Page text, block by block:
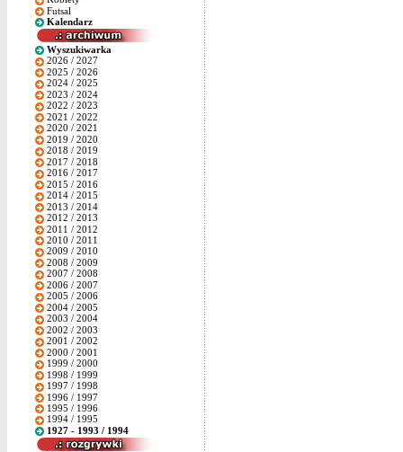
Futsal
Kalendarz
Wyszukiwarka
2026 / 2027
2025 / 2026
2024 / 2025
2023 / 2024
2022 / 2023
2021 / 2022
2020 / 2021
2019 / 2020
2018 / 2019
2017 / 2018
2016 / 2017
2015 / 2016
2014 / 2015
2013 / 2014
2012 / 2013
2011 / 2012
2010 / 2011
2009 / 2010
2008 / 2009
2007 / 2008
2006 / 2007
2005 / 2006
2004 / 2005
2003 / 2004
2002 / 2003
2001 / 2002
2000 / 2001
1999 / 2000
1998 / 1999
1997 / 1998
1996 / 1997
1995 / 1996
1994 / 1995
1927 - 1993 / 1994